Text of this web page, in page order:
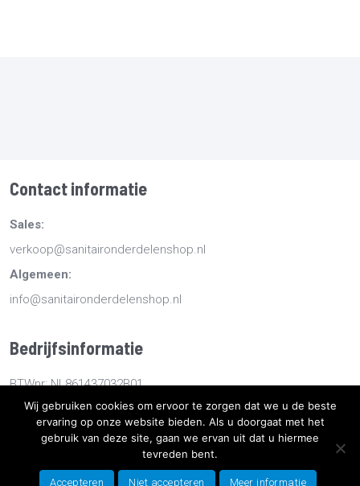
Contact informatie
Sales:
verkoop@sanitaironderdelenshop.nl
Algemeen:
info@sanitaironderdelenshop.nl
Bedrijfsinformatie
BTWnr: NL861437032B01
KvKnr: 78527112
Sanitaironderdelenshop.nl
Bestellen en bezorgen -Algemene voorwaarden-Sitemap
Wij gebruiken cookies om ervoor te zorgen dat we u de beste
ervaring op onze website bieden. Als u doorgaat met het
gebruik van deze site, gaan we ervan uit dat u hiermee
tevreden bent.
Accepteren Niet accepteren Meer informatie